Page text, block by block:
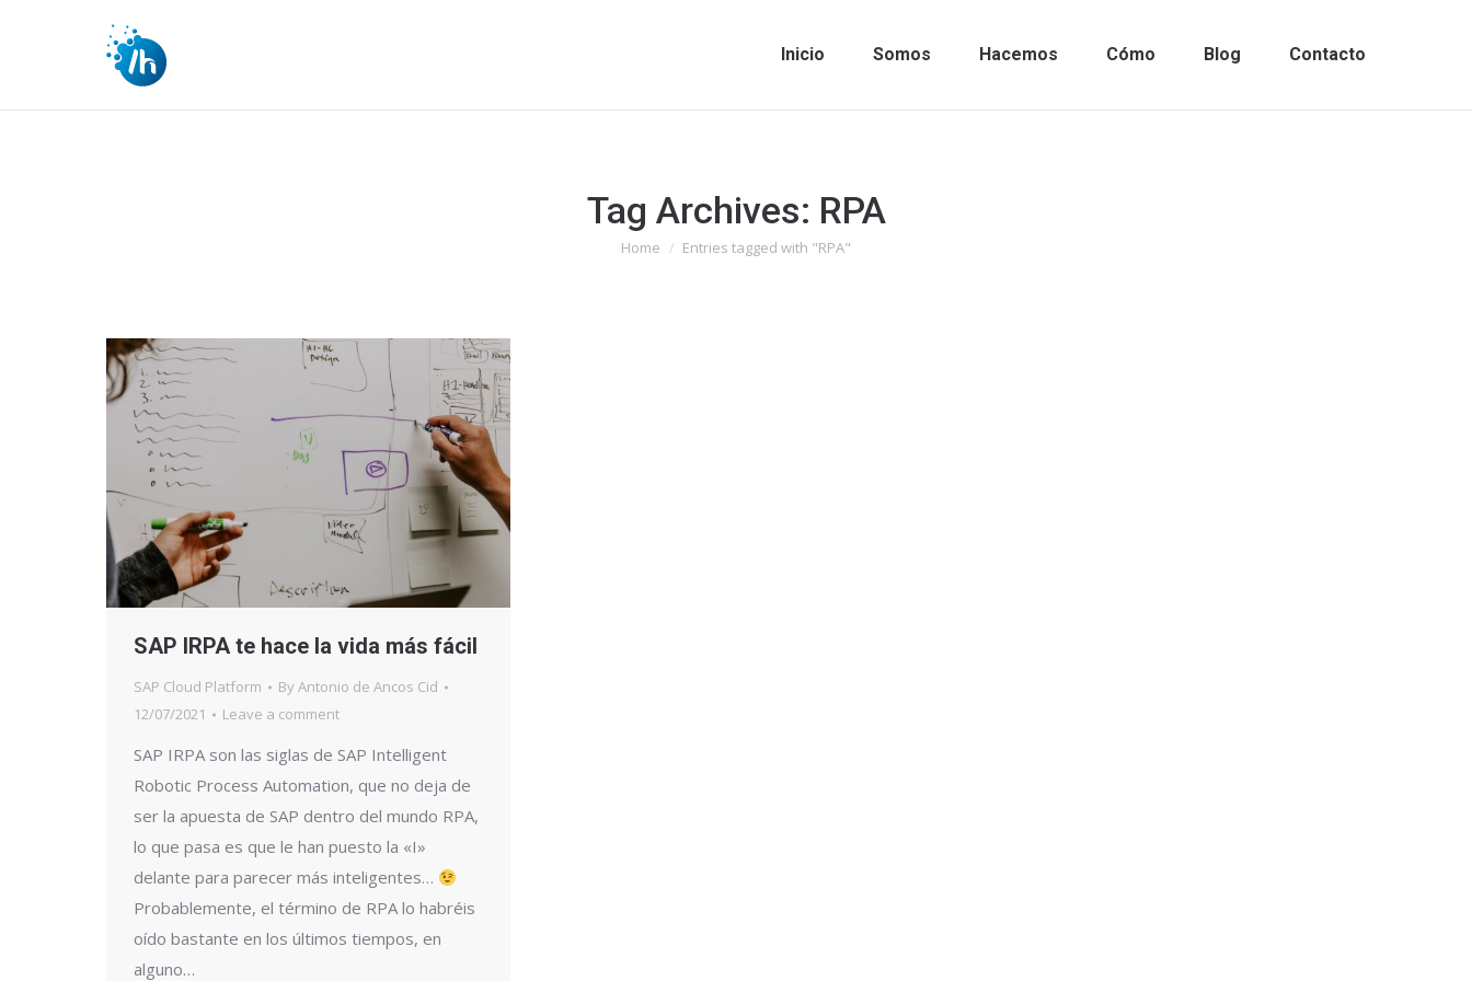
Inicio Somos Hacemos Cómo Blog Contacto
Tag Archives: RPA
You are here:
Home Entries tagged with "RPA"
SAP IRPA te hace la vida más fácil
SAP Cloud Platform ByAntonio de Ancos Cid
12/07/2021
Leave a comment
SAP IRPA son las siglas de SAP Intelligent
Robotic Process Automation, que no deja de
ser la apuesta de SAP dentro del mundo RPA,
lo que pasa es que le han puesto la «I»
delante para parecer más inteligentes…
Probablemente, el término de RPA lo habréis
oído bastante en los últimos tiempos, en
alguno…